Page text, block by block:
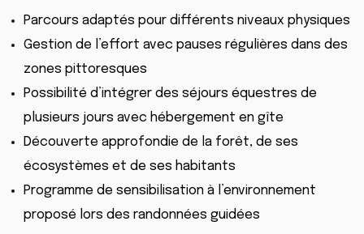
Parcours adaptés pour différents niveaux physiques
Gestion de l’effort avec pauses régulières dans des
zones pittoresques
Possibilité d’intégrer des séjours équestres de
plusieurs jours avec hébergement en gîte
Découverte approfondie de la forêt, de ses
écosystèmes et de ses habitants
Programme de sensibilisation à l’environnement
proposé lors des randonnées guidées